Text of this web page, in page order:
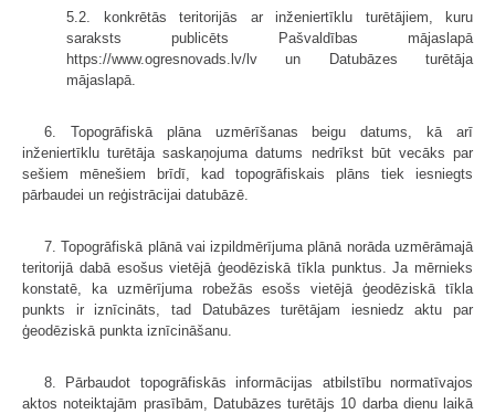
5.2. konkrētās teritorijās ar inženiertīklu turētājiem, kuru
saraksts publicēts Pašvaldības mājaslapā
https://www.ogresnovads.lv/lv un Datubāzes turētāja
mājaslapā.
6. Topogrāfiskā plāna uzmērīšanas beigu datums, kā arī
inženiertīklu turētāja saskaņojuma datums nedrīkst būt vecāks par
sešiem mēnešiem brīdī, kad topogrāfiskais plāns tiek iesniegts
pārbaudei un reģistrācijai datubāzē.
7. Topogrāfiskā plānā vai izpildmērījuma plānā norāda uzmērāmajā
teritorijā dabā esošus vietējā ģeodēziskā tīkla punktus. Ja mērnieks
konstatē, ka uzmērījuma robežās esošs vietējā ģeodēziskā tīkla
punkts ir iznīcināts, tad Datubāzes turētājam iesniedz aktu par
ģeodēziskā punkta iznīcināšanu.
8. Pārbaudot topogrāfiskās informācijas atbilstību normatīvajos
aktos noteiktajām prasībām, Datubāzes turētājs 10 darba dienu laikā